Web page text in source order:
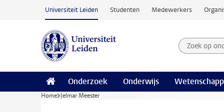
Ga naar hoofdinhoud
Universiteit Leiden Studenten Medewerkers
Zoek op
Zoekterm
Onderzoek Onderwijs
Home Jelmar Meester